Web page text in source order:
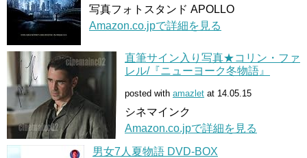
写真フォトスタンド APOLLO
Amazon.co.jpで詳細を見る
直筆サイン入り写真★コリン・ファ
レル/『ニューヨーク冬物語』
posted with amazlet at 14.05.15
シネマインク
Amazon.co.jpで詳細を見る
男女7人夏物語 DVD-BOX